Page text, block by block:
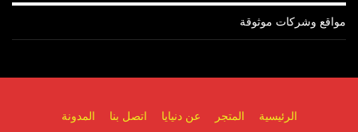
مواقع وشركات موثوقة
الرئيسية المتجر عن دنيايا اتصل بنا المدونة